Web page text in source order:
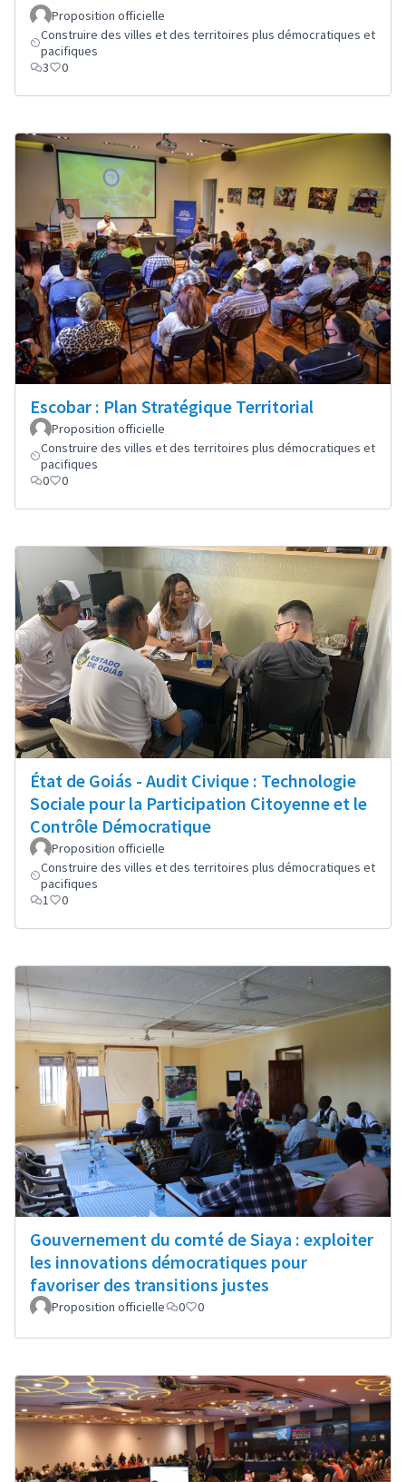
Proposition officielle
Construire des villes et des territoires plus démocratiques et
pacifiques
3
0
Escobar : Plan Stratégique Territorial
Proposition officielle
Construire des villes et des territoires plus démocratiques et
pacifiques
0
0
État de Goiás - Audit Civique : Technologie
Sociale pour la Participation Citoyenne et le
Contrôle Démocratique
Proposition officielle
Construire des villes et des territoires plus démocratiques et
pacifiques
1
0
Gouvernement du comté de Siaya : exploiter
les innovations démocratiques pour
favoriser des transitions justes
Proposition officielle 0 0